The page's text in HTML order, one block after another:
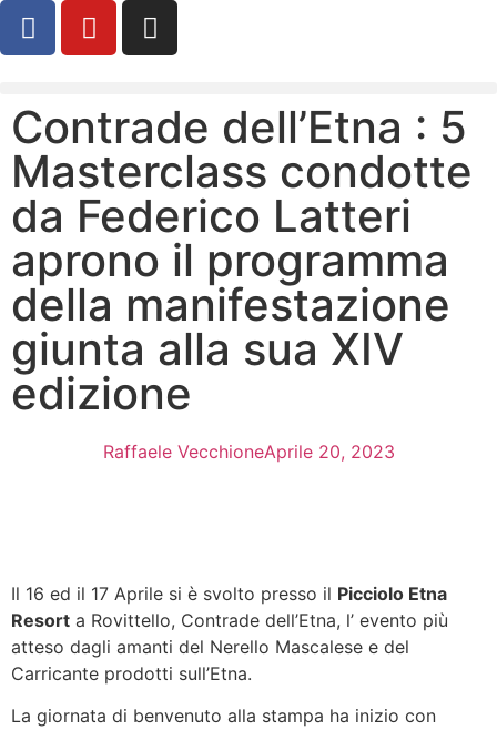
Contrade dell’Etna : 5
Masterclass condotte
da Federico Latteri
aprono il programma
della manifestazione
giunta alla sua XIV
edizione
Raffaele VecchioneAprile 20, 2023
Il 16 ed il 17 Aprile si è svolto presso il Picciolo Etna
Resort a Rovittello, Contrade dell’Etna, l’ evento più
atteso dagli amanti del Nerello Mascalese e del
Carricante prodotti sull’Etna.
La giornata di benvenuto alla stampa ha inizio con